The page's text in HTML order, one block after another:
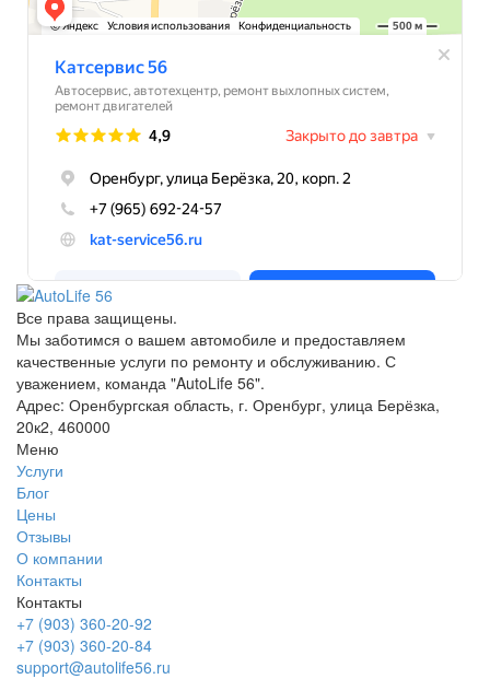
Все права защищены.
Мы заботимся о вашем автомобиле и предоставляем
качественные услуги по ремонту и обслуживанию. С
уважением, команда "AutoLife 56".
Адрес: Оренбургская область, г. Оренбург, улица Берёзка,
20к2, 460000
Меню
Услуги
Блог
Цены
Отзывы
О компании
Контакты
Контакты
+7 (903) 360-20-92
+7 (903) 360-20-84
support@autolife56.ru